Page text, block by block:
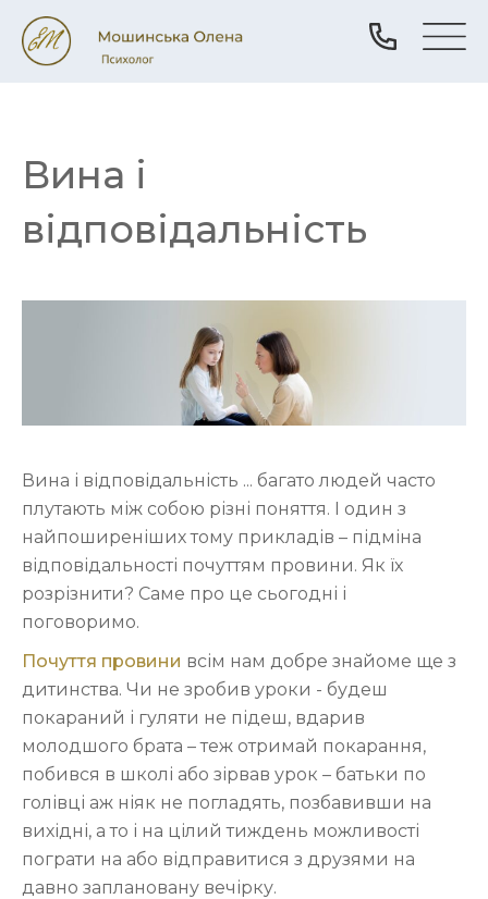
Вина і
відповідальність
Вина і відповідальність ... багато людей часто
плутають між собою різні поняття. І один з
найпоширеніших тому прикладів – підміна
відповідальності почуттям провини. Як їх
розрізнити? Саме про це сьогодні і
поговоримо.
Почуття провини всім нам добре знайоме ще з
дитинства. Чи не зробив уроки - будеш
покараний і гуляти не підеш, вдарив
молодшого брата – теж отримай покарання,
побився в школі або зірвав урок – батьки по
голівці аж ніяк не погладять, позбавивши на
вихідні, а то і на цілий тиждень можливості
пограти на або відправитися з друзями на
давно заплановану вечірку.